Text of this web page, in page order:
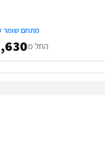
מתחם שומר
החל מ